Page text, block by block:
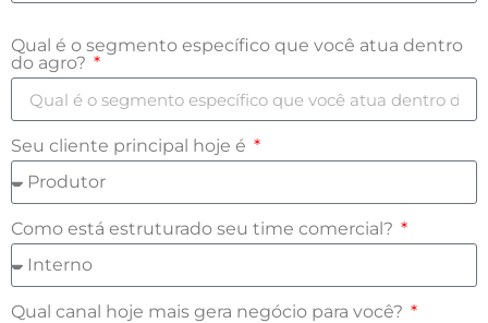
Qual é o segmento específico que você atua dentro
do agro?
Seu cliente principal hoje é
Como está estruturado seu time comercial?
Qual canal hoje mais gera negócio para você?